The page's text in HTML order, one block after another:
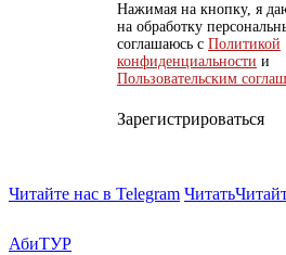
Нажимая на кнопку, я
на обработку
соглашаюсь с Политикой
конфиденциальности и
Пользовательским
Зарегистрироваться
Читайте нас в Telegram Читать
АбиТУР